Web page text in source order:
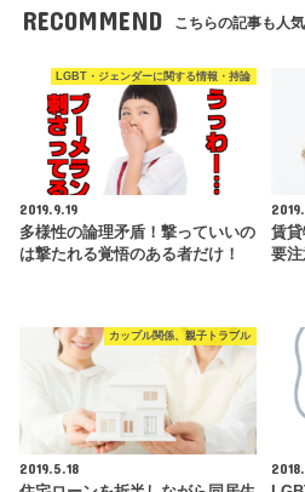
RECOMMEND こちらの記事も人気
LGBT・ジェンダーに関する情報・持論
2019.9.19
多様性の論理矛盾！撃っていいの
は撃たれる覚悟のある者だけ！
賃
要注
カップル関係、親子トラブル
2019.5.18